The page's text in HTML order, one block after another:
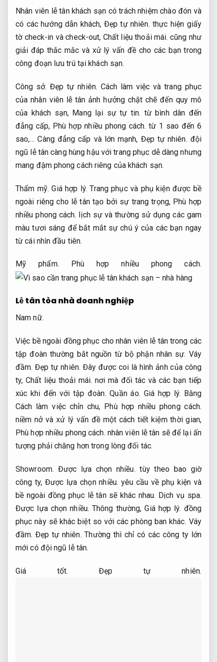
Nhân viên lễ tân khách sạn có trách nhiệm chào đón và
có các hướng dẫn khách, Đẹp tự nhiên. thực hiện giấy
tờ check-in và check-out, Chất liệu thoải mái. cũng như
giải đáp thắc mắc và xử lý vấn đề cho các bạn trong
công đoạn lưu trú tại khách sạn.
Công sở. Đẹp tự nhiên. Cách làm việc và trang phục
của nhân viên lễ tân ảnh hưởng chặt chẽ đến quy mô
của khách sạn, Mang lại sự tự tin. từ bình dân đến
đẳng cấp, Phù hợp nhiều phong cách. từ 1 sao đến 6
sao,… Càng đẳng cấp và lớn mạnh, Đẹp tự nhiên. đội
ngũ lễ tân càng hùng hậu với trang phục dễ dàng nhưng
mang đậm phong cách riêng của khách sạn.
Thẩm mỹ. Giá hợp lý. Trang phục và phụ kiện được bề
ngoài riêng cho lễ tân tạo bởi sự trang trọng, Phù hợp
nhiều phong cách. lịch sự và thường sử dụng các gam
màu tươi sáng để bắt mắt sự chú ý của các bạn ngay
từ cái nhìn đầu tiên.
Mỹ phẩm. Phù hợp nhiều phong cách.
Lễ tân tòa nhà doanh nghiệp
Nam nữ.
Việc bề ngoài đồng phục cho nhân viên lễ tân trong các
tập đoàn thường bắt nguồn từ bộ phận nhân sự. Váy
đầm. Đẹp tự nhiên. Đây được coi là hình ảnh của công
ty, Chất liệu thoải mái. nơi mà đối tác và các bạn tiếp
xúc khi đến với tập đoàn.Quần áo. Giá hợp lý. Bằng
Cách làm việc chỉn chu, Phù hợp nhiều phong cách.
niềm nở và xử lý vấn đề một cách tiết kiệm thời gian,
Phù hợp nhiều phong cách. nhân viên lễ tân sẽ để lại ấn
tượng phải chăng hơn trong lòng đối tác.
Showroom. Được lựa chọn nhiều. tùy theo bao giờ
công ty,Được lựa chọn nhiều. yêu cầu về phụ kiện và
bề ngoài đồng phục lễ tân sẽ khác nhau. Dịch vụ spa.
Được lựa chọn nhiều. Thông thường,Giá hợp lý. đồng
phục này sẽ khác biệt so với các phòng ban khác. Váy
đầm. Đẹp tự nhiên. Thường thì chỉ có các công ty lớn
mới có đội ngũ lễ tân.
Giá tốt. Đẹp tự nhiên.